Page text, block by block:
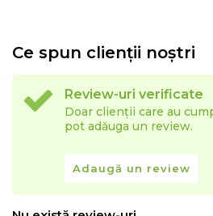
Ce spun clienții noștri
Review-uri verificate
Doar clienții care au
pot adăuga un review.
Adaugă un review